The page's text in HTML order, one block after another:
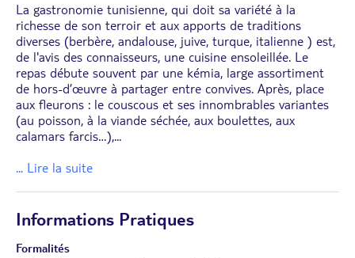
La gastronomie tunisienne, qui doit sa variété à la
richesse de son terroir et aux apports de traditions
diverses (berbère, andalouse, juive, turque, italienne ) est,
de l'avis des connaisseurs, une cuisine ensoleillée. Le
repas débute souvent par une kémia, large assortiment
de hors-d’œuvre à partager entre convives. Après, place
aux fleurons : le couscous et ses innombrables variantes
(au poisson, à la viande séchée, aux boulettes, aux
calamars farcis…),...
... Lire la suite
Informations Pratiques
Formalités